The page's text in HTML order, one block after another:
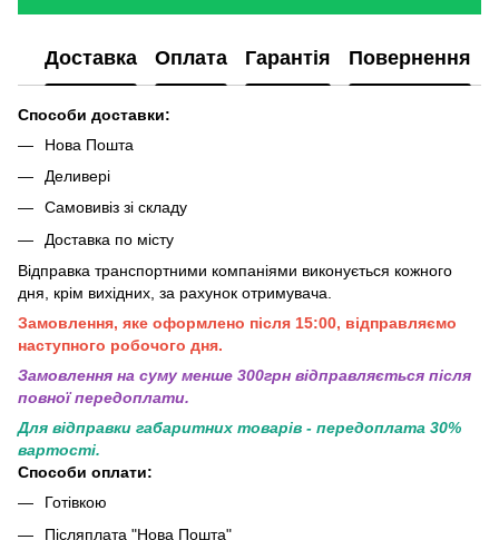
Доставка Оплата Гарантія Повернення
Способи доставки:
Нова Пошта
Деливері
Самовивіз зі складу
Доставка по місту
Відправка транспортними компаніями виконується кожного
дня, крім вихідних, за рахунок отримувача.
Замовлення, яке оформлено після 15:00, відправляємо
наступного робочого дня.
Замовлення на суму менше 300грн вiдправляється пiсля
повної передоплати.
Для відправки габаритних товарів - передоплата 30%
вартості.
Способи оплати:
Готівкою
Післяплата "Нова Пошта"